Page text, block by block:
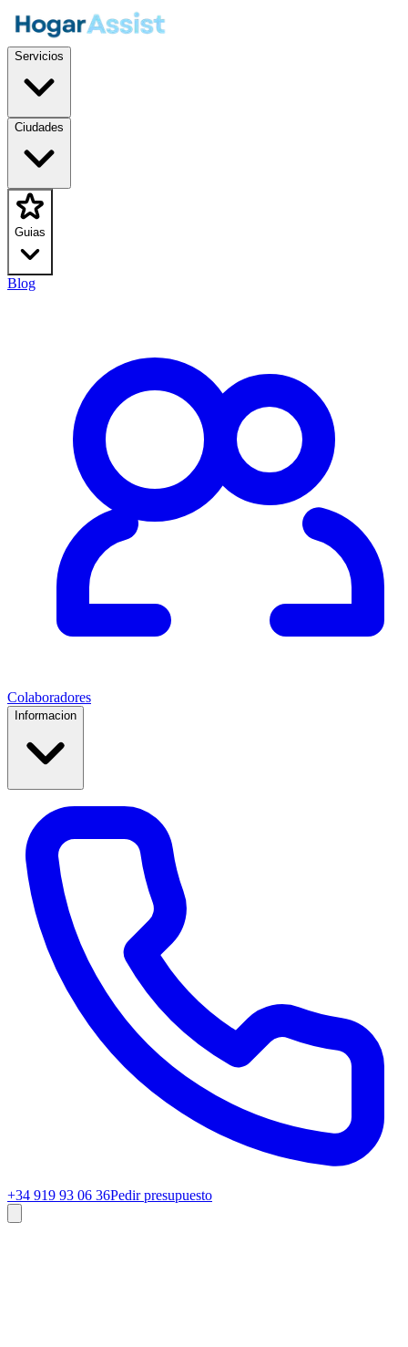
Servicios
Ciudades
Guias
Blog
Colaboradores
Informacion
+34 919 93 06 36Pedir presupuesto